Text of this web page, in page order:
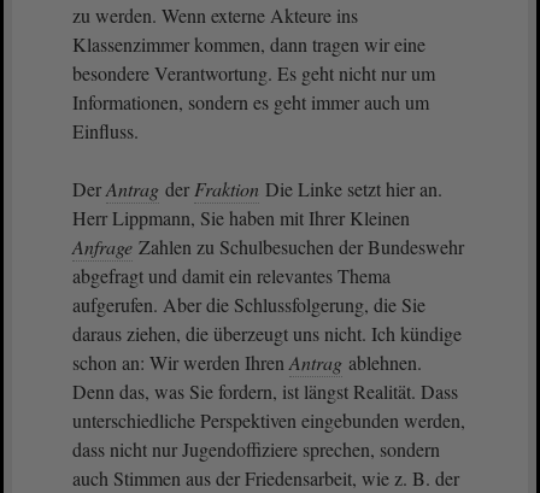
zu werden. Wenn externe Akteure ins
Klassenzimmer kommen, dann tragen wir eine
besondere Verantwortung. Es geht nicht nur um
Informationen, sondern es geht immer auch um
Einfluss.
DerAntrag der Fraktion Die Linke setzt hier an.
Herr Lippmann, Sie haben mit Ihrer Kleinen
Anfrage Zahlen zu Schulbesuchen der Bundeswehr
abgefragt und damit ein relevantes Thema
aufgerufen. Aber die Schlussfolgerung, die Sie
daraus ziehen, die überzeugt uns nicht. Ich kündige
schon an: Wir werden Ihren Antrag ablehnen.
Denn das, was Sie fordern, ist längst Realität. Dass
unterschiedliche Perspektiven eingebunden werden,
dass nicht nur Jugendoffiziere sprechen, sondern
auch Stimmen aus der Friedensarbeit, wie z. B. der